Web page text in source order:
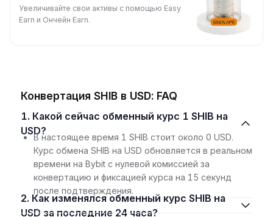
Увеличивайте свои активы с помощью Easy
Earn и Ончейн Earn.
Конвертация SHIB в USD: FAQ
1. Какой сейчас обменный курс 1 SHIB на
USD?
В настоящее время 1 SHIB стоит около 0 USD.
Курс обмена SHIB на USD обновляется в реальном
времени на Bybit с нулевой комиссией за
конвертацию и фиксацией курса на 15 секунд
после подтверждения.
2. Как изменялся обменный курс SHIB на
USD за последние 24 часа?